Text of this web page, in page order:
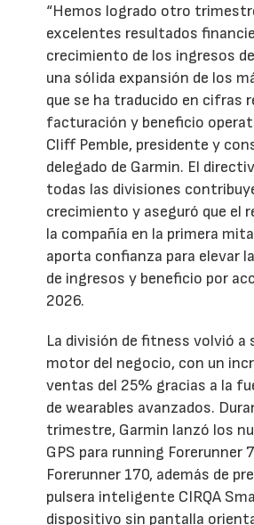
“Hemos logrado otro
excelentes resultados
crecimiento de los ingresos
una sólida expansión de los
que se ha traducido en cifras
facturación y beneficio
Cliff Pemble, presidente y
delegado de Garmin. El
todas las divisiones
crecimiento y aseguró que el
la compañía en la primera
aporta confianza para elevar
de ingresos y beneficio por
2026.
La división de fitness volvió a
motor del negocio, con un
ventas del 25% gracias a la
de wearables avanzados.
trimestre, Garmin lanzó los
GPS para running Forerunner
Forerunner 170, además de
pulsera inteligente CIRQA
dispositivo sin pantalla